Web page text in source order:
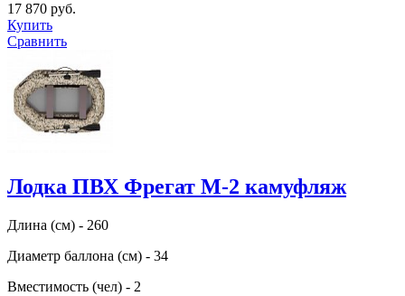
17 870 руб.
Купить
Сравнить
Лодка ПВХ Фрегат М-2 камуфляж
Длина (см) - 260
Диаметр баллона (см) - 34
Вместимость (чел) - 2